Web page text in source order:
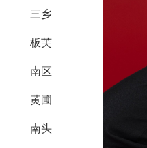
三乡
板芙
南区
黄圃
南头